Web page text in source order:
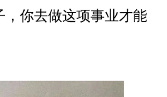
，你去做这项事业才能